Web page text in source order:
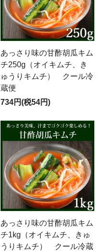
あっさり味の甘酢胡瓜キム
チ250g（オイキムチ、き
ゅうりキムチ） クール冷
蔵便
734円(税54円)
あっさり味の甘酢胡瓜キム
チ1kg（オイキムチ、きゅ
うりキムチ） クール冷蔵